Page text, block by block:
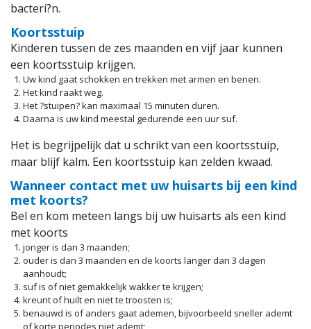
bacteri?n.
Koortsstuip
Kinderen tussen de zes maanden en vijf jaar kunnen
een koortsstuip krijgen.
Uw kind gaat schokken en trekken met armen en benen.
Het kind raakt weg.
Het ?stuipen? kan maximaal 15 minuten duren.
Daarna is uw kind meestal gedurende een uur suf.
Het is begrijpelijk dat u schrikt van een koortsstuip,
maar blijf kalm. Een koortsstuip kan zelden kwaad.
Wanneer contact met uw huisarts bij een kind
met koorts?
Bel en kom meteen langs bij uw huisarts als een kind
met koorts
jonger is dan 3 maanden;
ouder is dan 3 maanden en de koorts langer dan 3 dagen
aanhoudt;
suf is of niet gemakkelijk wakker te krijgen;
kreunt of huilt en niet te troosten is;
benauwd is of anders gaat ademen, bijvoorbeeld sneller ademt
of korte periodes niet ademt;